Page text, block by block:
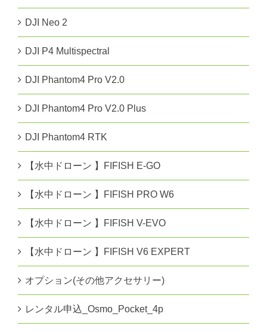
DJI Neo 2
DJI P4 Multispectral
DJI Phantom4 Pro V2.0
DJI Phantom4 Pro V2.0 Plus
DJI Phantom4 RTK
【水中ドローン 】FIFISH E-GO
【水中ドローン 】FIFISH PRO W6
【水中ドローン 】FIFISH V-EVO
【水中ドローン 】FIFISH V6 EXPERT
オプション(その他アクセサリー)
レンタル申込_Osmo_Pocket_4p